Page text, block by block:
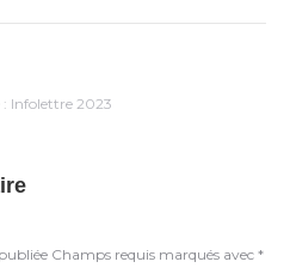
Infolettre 2023
Champs requis marqués avec *